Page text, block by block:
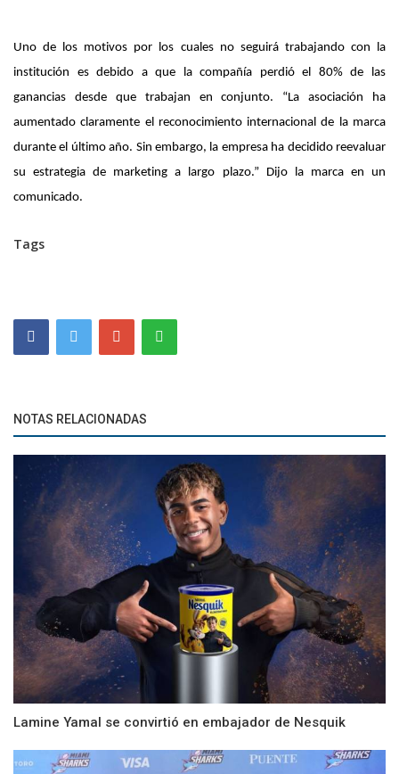
Uno de los motivos por los cuales no seguirá trabajando con la
institución es debido a que la compañía perdió el 80% de las
ganancias desde que trabajan en conjunto. “La asociación ha
aumentado claramente el reconocimiento internacional de la marca
durante el último año. Sin embargo, la empresa ha decidido reevaluar
su estrategia de marketing a largo plazo.” Dijo la marca en un
comunicado.
Tags
NOTAS RELACIONADAS
Lamine Yamal se convirtió en embajador de Nesquik